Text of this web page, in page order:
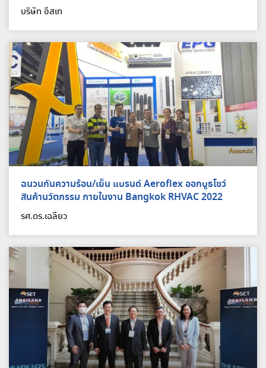
บริษัท อีสเท
ฉนวนกันความร้อน/เย็น แบรนด์ Aeroflex ออกบูธโชว์
สินค้านวัตกรรม ภายในงาน Bangkok RHVAC 2022
รศ.ดร.เฉลียว